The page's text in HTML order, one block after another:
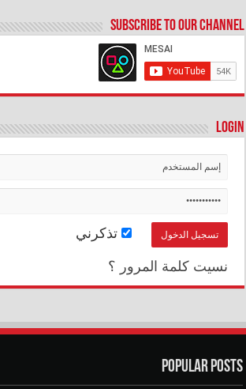
Subscribe to our Channel
Login
تذكرني
نسيت كلمة المرور ؟
Popular Posts